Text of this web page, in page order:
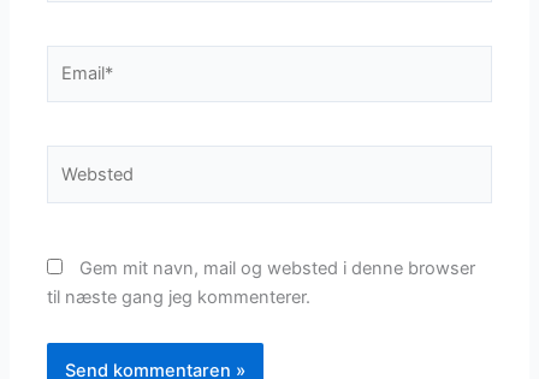
Gem mit navn, mail og websted i denne browser
til næste gang jeg kommenterer.